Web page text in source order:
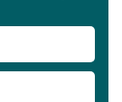
a saúde
pela moradia
para o